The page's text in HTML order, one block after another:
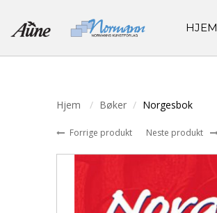
HJEM
Hjem Bøker Norgesbok
Forrige produkt Neste produkt